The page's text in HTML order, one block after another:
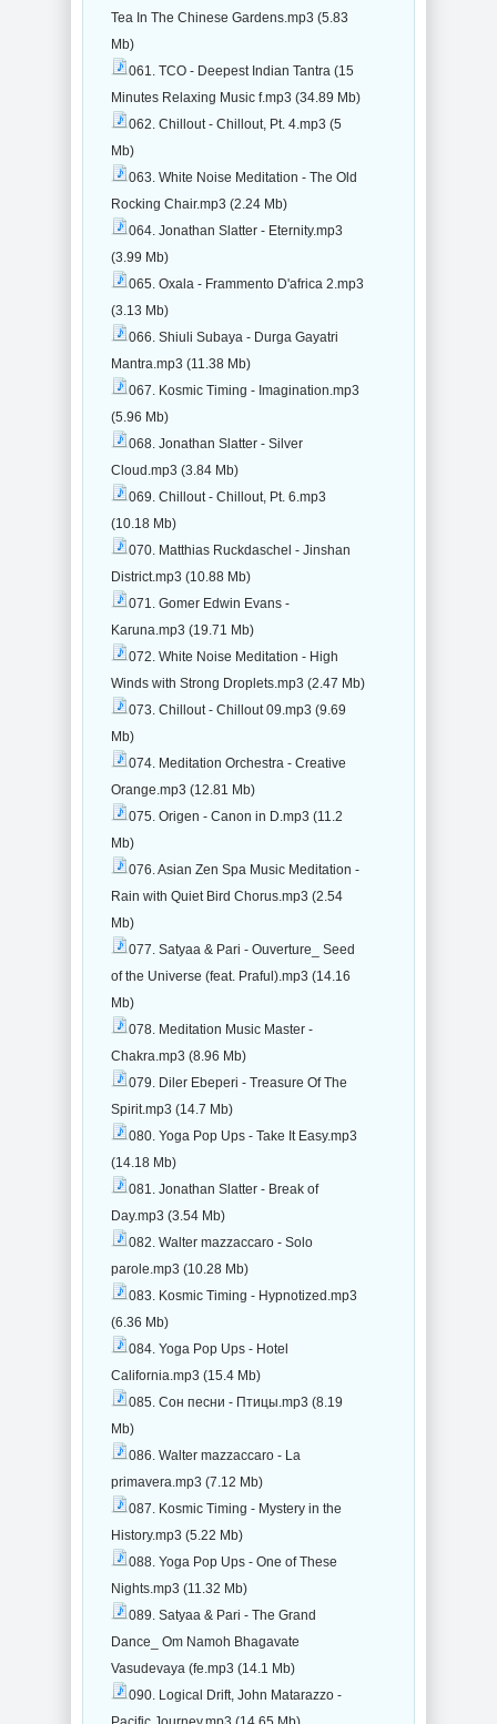
Tea In The Chinese Gardens.mp3 (5.83
Mb)
061. TCO - Deepest Indian Tantra (15
Minutes Relaxing Music f.mp3 (34.89 Mb)
062. Chillout - Chillout, Pt. 4.mp3 (5
Mb)
063. White Noise Meditation - The Old
Rocking Chair.mp3 (2.24 Mb)
064. Jonathan Slatter - Eternity.mp3
(3.99 Mb)
065. Oxala - Frammento D'africa 2.mp3
(3.13 Mb)
066. Shiuli Subaya - Durga Gayatri
Mantra.mp3 (11.38 Mb)
067. Kosmic Timing - Imagination.mp3
(5.96 Mb)
068. Jonathan Slatter - Silver
Cloud.mp3 (3.84 Mb)
069. Chillout - Chillout, Pt. 6.mp3
(10.18 Mb)
070. Matthias Ruckdaschel - Jinshan
District.mp3 (10.88 Mb)
071. Gomer Edwin Evans -
Karuna.mp3 (19.71 Mb)
072. White Noise Meditation - High
Winds with Strong Droplets.mp3 (2.47 Mb)
073. Chillout - Chillout 09.mp3 (9.69
Mb)
074. Meditation Orchestra - Creative
Orange.mp3 (12.81 Mb)
075. Origen - Canon in D.mp3 (11.2
Mb)
076. Asian Zen Spa Music Meditation -
Rain with Quiet Bird Chorus.mp3 (2.54
Mb)
077. Satyaa & Pari - Ouverture_ Seed
of the Universe (feat. Praful).mp3 (14.16
Mb)
078. Meditation Music Master -
Chakra.mp3 (8.96 Mb)
079. Diler Ebeperi - Treasure Of The
Spirit.mp3 (14.7 Mb)
080. Yoga Pop Ups - Take It Easy.mp3
(14.18 Mb)
081. Jonathan Slatter - Break of
Day.mp3 (3.54 Mb)
082. Walter mazzaccaro - Solo
parole.mp3 (10.28 Mb)
083. Kosmic Timing - Hypnotized.mp3
(6.36 Mb)
084. Yoga Pop Ups - Hotel
California.mp3 (15.4 Mb)
085. Сон песни - Птицы.mp3 (8.19
Mb)
086. Walter mazzaccaro - La
primavera.mp3 (7.12 Mb)
087. Kosmic Timing - Mystery in the
History.mp3 (5.22 Mb)
088. Yoga Pop Ups - One of These
Nights.mp3 (11.32 Mb)
089. Satyaa & Pari - The Grand
Dance_ Om Namoh Bhagavate
Vasudevaya (fe.mp3 (14.1 Mb)
090. Logical Drift, John Matarazzo -